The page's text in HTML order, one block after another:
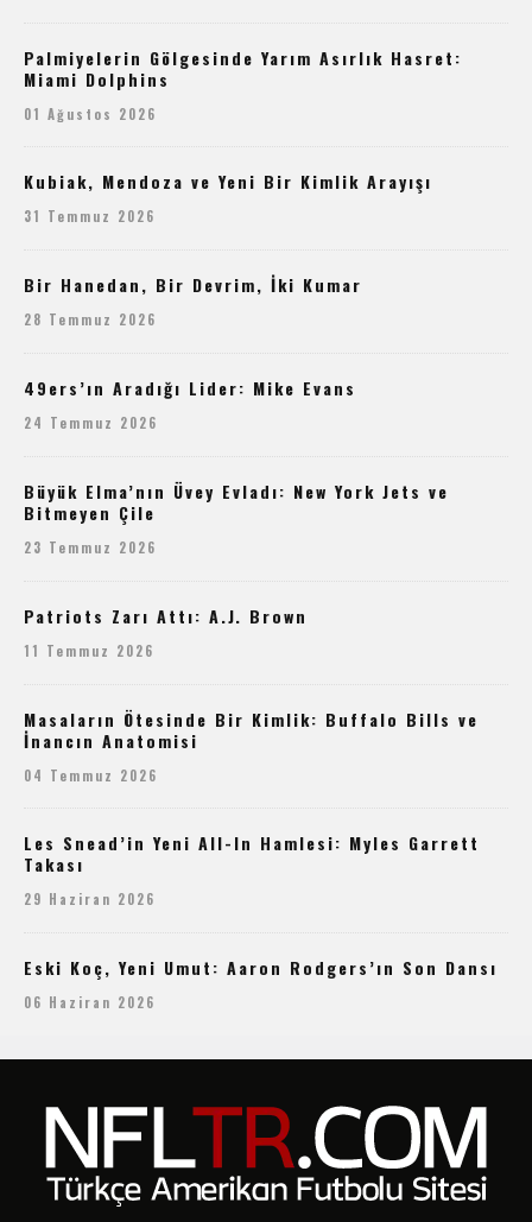
Palmiyelerin Gölgesinde Yarım Asırlık Hasret:
Miami Dolphins
01 Ağustos 2026
Kubiak, Mendoza ve Yeni Bir Kimlik Arayışı
31 Temmuz 2026
Bir Hanedan, Bir Devrim, İki Kumar
28 Temmuz 2026
49ers’ın Aradığı Lider: Mike Evans
24 Temmuz 2026
Büyük Elma’nın Üvey Evladı: New York Jets ve
Bitmeyen Çile
23 Temmuz 2026
Patriots Zarı Attı: A.J. Brown
11 Temmuz 2026
Masaların Ötesinde Bir Kimlik: Buffalo Bills ve
İnancın Anatomisi
04 Temmuz 2026
Les Snead’in Yeni All-In Hamlesi: Myles Garrett
Takası
29 Haziran 2026
Eski Koç, Yeni Umut: Aaron Rodgers’ın Son Dansı
06 Haziran 2026